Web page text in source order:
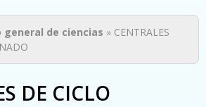
aquí
general de ciencias » CENTRALES
DE CICLO